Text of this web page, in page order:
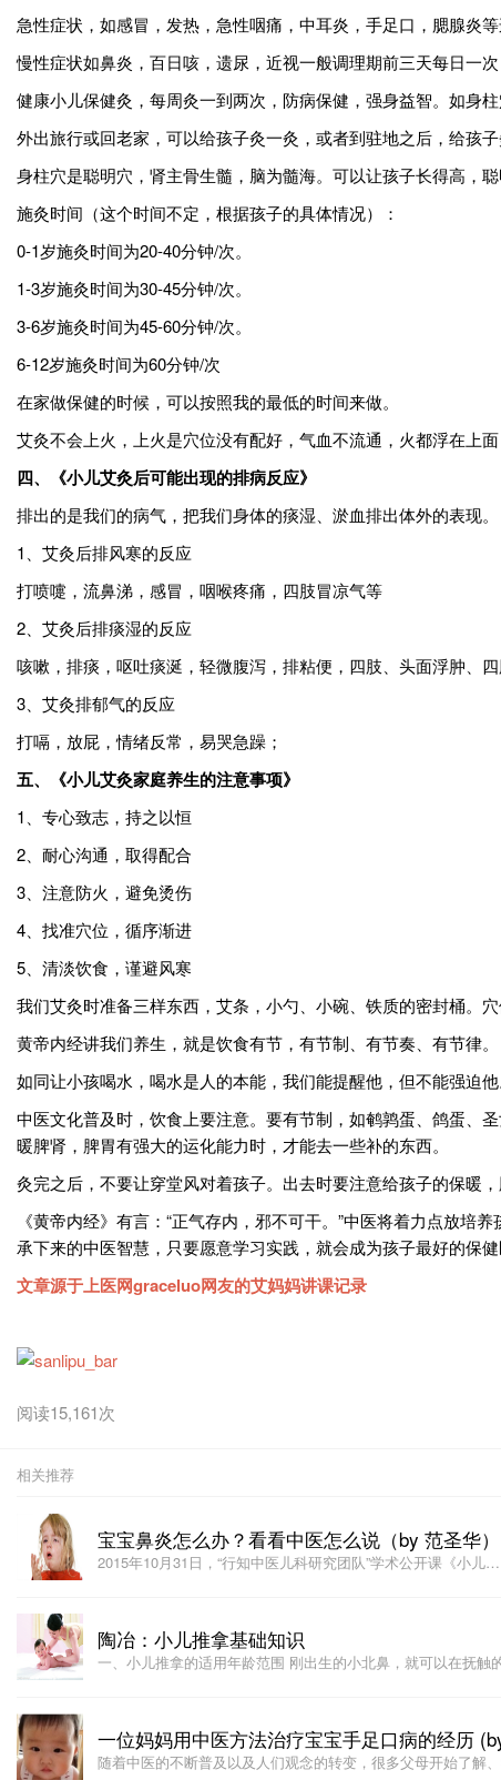
急性症状，如感冒，发热，急性咽痛，中耳炎，手足口，腮腺炎
慢性症状如鼻炎，百日咳，遗尿，近视一般调理期前三天每日一
健康小儿保健灸，每周灸一到两次，防病保健，强身益智。如身
外出旅行或回老家，可以给孩子灸一灸，或者到驻地之后，给孩
身柱穴是聪明穴，肾主骨生髓，脑为髓海。可以让孩子长得高，聪
施灸时间（这个时间不定，根据孩子的具体情况）：
0-1岁施灸时间为20-40分钟/次。
1-3岁施灸时间为30-45分钟/次。
3-6岁施灸时间为45-60分钟/次。
6-12岁施灸时间为60分钟/次
在家做保健的时候，可以按照我的最低的时间来做。
艾灸不会上火，上火是穴位没有配好，气血不流通，火都浮在上面
四、《小儿艾灸后可能出现的排病反应》
排出的是我们的病气，把我们身体的痰湿、淤血排出体外的表现。
1、艾灸后排风寒的反应
打喷嚏，流鼻涕，感冒，咽喉疼痛，四肢冒凉气等
2、艾灸后排痰湿的反应
咳嗽，排痰，呕吐痰涎，轻微腹泻，排粘便，四肢、头面浮肿、
3、艾灸排郁气的反应
打嗝，放屁，情绪反常，易哭急躁；
五、《小儿艾灸家庭养生的注意事项》
1、专心致志，持之以恒
2、耐心沟通，取得配合
3、注意防火，避免烫伤
4、找准穴位，循序渐进
5、清淡饮食，谨避风寒
我们艾灸时准备三样东西，艾条，小勺、小碗、铁质的密封桶。
黄帝内经讲我们养生，就是饮食有节，有节制、有节奏、有节律。
如同让小孩喝水，喝水是人的本能，我们能提醒他，但不能强迫
中医文化普及时，饮食上要注意。要有节制，如鹌鹑蛋、鸽蛋、
暖脾肾，脾胃有强大的运化能力时，才能去一些补的东西。
灸完之后，不要让穿堂风对着孩子。出去时要注意给孩子的保暖
《黄帝内经》有言：“正气存内，邪不可干。”中医将着力点放
承下来的中医智慧，只要愿意学习实践，就会成为孩子最好的保
文章源于上医网graceluo网友的艾妈妈讲课记录
阅读15,161次
相关推荐
宝宝鼻炎怎么办？看看中医怎么说（by 范圣华）
2015年10月31日，“行知中医儿科研究团队”学术公开课《小儿…
陶冶：小儿推拿基础知识
一、小儿推拿的适用年龄范围 刚出生的小北鼻，就可以在抚触
一位妈妈用中医方法治疗宝宝手足口病的经历
随着中医的不断普及以及人们观念的转变，很多父母开始了解